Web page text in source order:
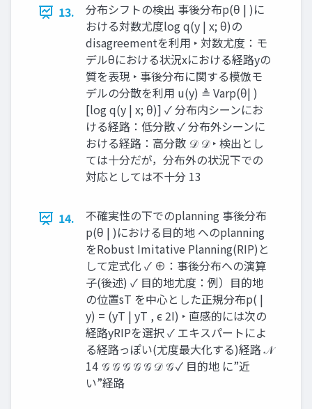
13.
分布シフトの検出 事後分布p(θ | )に
おける対数尤度log q(y | x; θ)の
disagreementを利用 ‣ 対数尤度：モ
デルθにおける状況xにおける経路yの
質を表現 ‣ 事後分布に関する模倣モ
デルの分散を利用 u(y) ≜ Varp(θ| )
[log q(y | x; θ)] ✓ 分布内シーンにお
ける経路：低分散 ✓ 分布外シーンに
おける経路：高分散 𝒟 𝒟 ‣ 検出とし
ては十分だが，分布外の状況下での
対応としては不十分 13
14.
不確実性の下でのplanning 事後分布
p(θ | )における目的地 へのplanning
をRobust Imitative Planning(RIP)と
して定式化 ✓ ⊕：事後分布への演算
子(後述) ✓ 目的地尤度：例）目的地
の位置sT を中心とした正規分布p( |
y) = (yT | yT , ϵ 2I) ‣ 直感的には次の
経路yRIPを選択 ✓ エキスパートによ
る経路っぽい(尤度最大化する)経路 𝒩
14 𝒢 𝒢 𝒢 𝒢 𝒢 𝒟 𝒢 ✓ 目的地 に”近
い”経路